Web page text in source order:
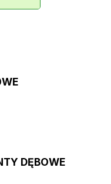
DĘBOWE